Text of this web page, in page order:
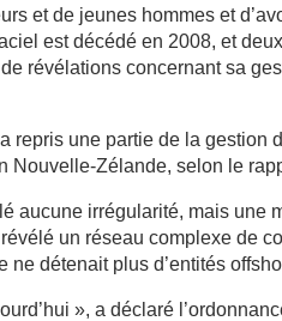
et de jeunes hommes et
est décédé en 2008, et
révélations concernant sa
repris une partie de la gestion
Nouvelle-Zélande, selon le
aucune irrégularité, mais une
un réseau complexe de
ne détenait plus d’entités
», a déclaré